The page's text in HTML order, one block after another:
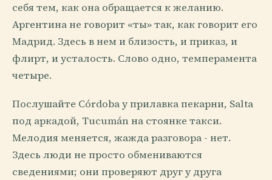
себя тем, как она обращается к желанию.
Аргентина не говорит «ты» так, как говорит его
Мадрид. Здесь в нем и близость, и приказ, и
флирт, и усталость. Слово одно, темперамента
четыре.
Послушайте Córdoba у прилавка пекарни, Salta
под аркадой, Tucumán на стоянке такси.
Мелодия меняется, жажда разговора - нет.
Здесь люди не просто обмениваются
сведениями; они проверяют друг у друга